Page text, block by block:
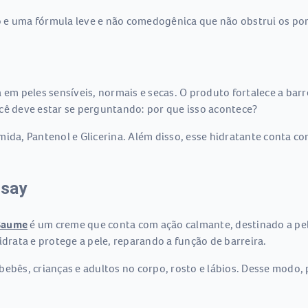
uma fórmula leve e não comedogênica que não obstrui os
peles sensíveis, normais e secas. O produto fortalece a
deve estar se perguntando: por que isso acontece?
Pantenol e Glicerina. Além disso, esse hidratante conta
é um creme que conta com ação calmante, destinado a
e protege a pele, reparando a função de barreira.
crianças e adultos no corpo, rosto e lábios. Desse